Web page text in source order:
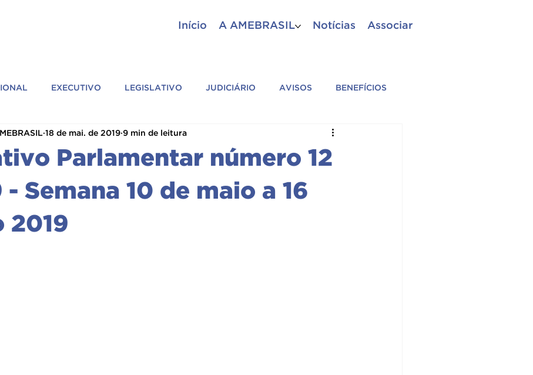
Início A AMEBRASIL Notícias Associar
EXECUTIVO LEGISLATIVO JUDICIÁRIO AVISOS BENEFÍCIOS
ASSESSORIA PARLAMENTAR GERAL CBM
PARCEIROS ASSOCIAÇÕES AFILIADAS
Parlamentar número 12
- Semana 10 de maio a 16
2019
18 de mai. de 2019 9 min de leitura